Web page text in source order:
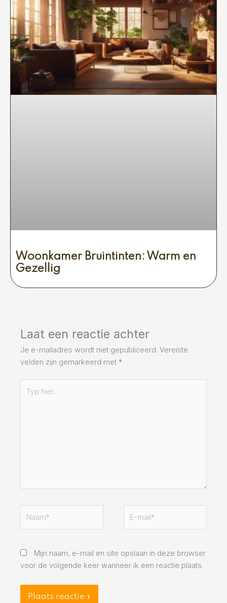
Woonkamer Bruintinten: Warm en
Gezellig
Laat een reactie achter
Je e-mailadres wordt niet gepubliceerd. Vereiste
velden zijn gemarkeerd met *
hier...
mail*
Mijn naam, e-mail en site opslaan in deze browser
voor de volgende keer wanneer ik een reactie plaats.